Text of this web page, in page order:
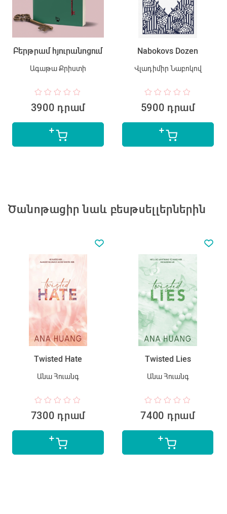
Բերթրամ հյուրանոցում
Ագաթա Քրիստի
3900 դրամ
Nabokovs Dozen
Վլադիմիր Նաբոկով
5900 դրամ
Ծանոթացիր նաև բեսթսելլերներին
Twisted Hate
Անա Հուանգ
7300 դրամ
Twisted Lies
Անա Հուանգ
7400 դրամ